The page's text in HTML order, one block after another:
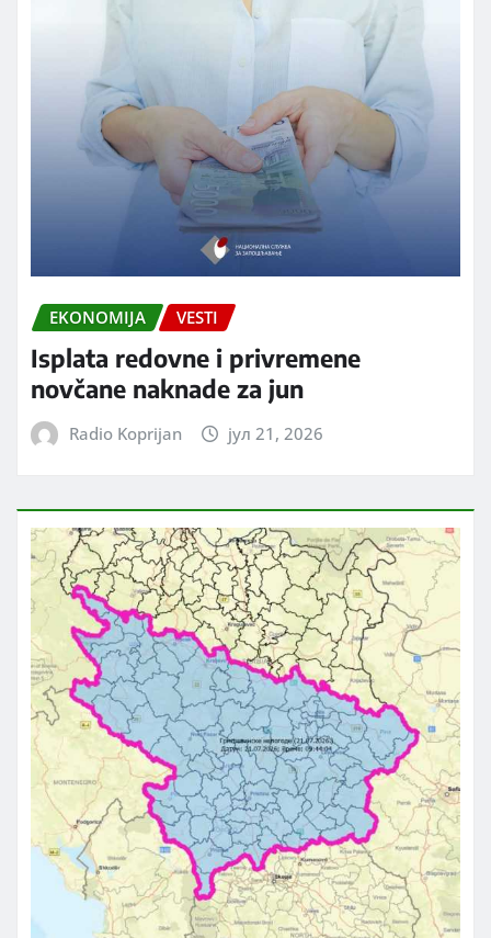
EKONOMIJA VESTI
Isplata redovne i privremene
novčane naknade za jun
Radio Koprijan јул 21, 2026